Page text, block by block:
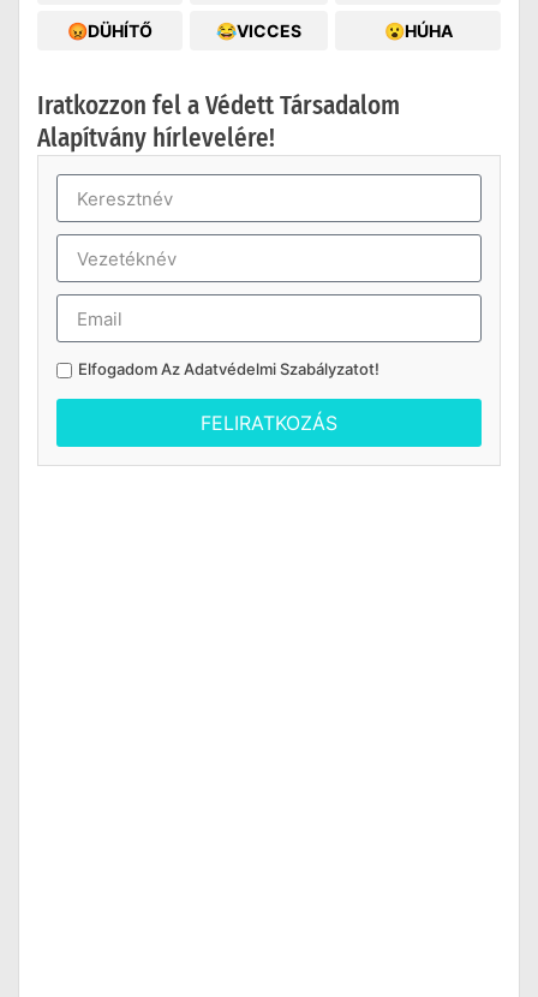
😡DÜHÍTŐ 😂VICCES 😮HÚHA
Iratkozzon fel a Védett Társadalom
Alapítvány hírlevelére!
Elfogadom AzAdatvédelmi Szabályzatot!
FELIRATKOZÁS